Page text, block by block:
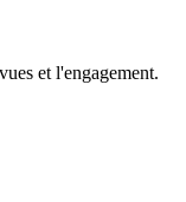
et l'engagement.